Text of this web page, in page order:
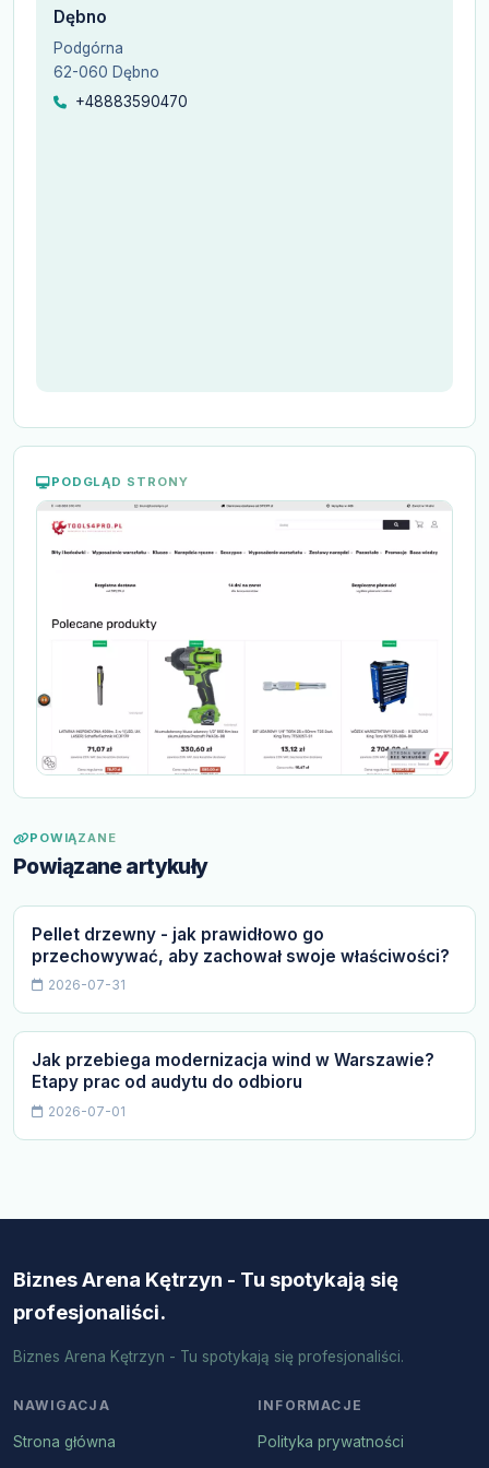
Dębno
Podgórna
62-060 Dębno
+48883590470
PODGLĄD STRONY
POWIĄZANE
Powiązane artykuły
Pellet drzewny - jak prawidłowo go
przechowywać, aby zachował swoje właściwości?
2026-07-31
Jak przebiega modernizacja wind w Warszawie?
Etapy prac od audytu do odbioru
2026-07-01
Biznes Arena Kętrzyn - Tu spotykają się
profesjonaliści.
Biznes Arena Kętrzyn - Tu spotykają się profesjonaliści.
NAWIGACJA
Strona główna
INFORMACJE
Polityka prywatności